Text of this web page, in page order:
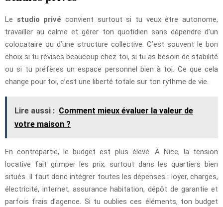
Le studio privé convient surtout si tu veux être autonome,
travailler au calme et gérer ton quotidien sans dépendre d’un
colocataire ou d’une structure collective. C’est souvent le bon
choix si tu révises beaucoup chez toi, si tu as besoin de stabilité
ou si tu préfères un espace personnel bien à toi. Ce que cela
change pour toi, c’est une liberté totale sur ton rythme de vie.
Lire aussi : Comment mieux évaluer la valeur de
votre maison ?
En contrepartie, le budget est plus élevé. À Nice, la tension
locative fait grimper les prix, surtout dans les quartiers bien
situés. Il faut donc intégrer toutes les dépenses : loyer, charges,
électricité, internet, assurance habitation, dépôt de garantie et
parfois frais d’agence. Si tu oublies ces éléments, ton budget